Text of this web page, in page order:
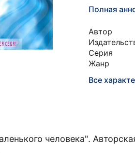
Полная
Автор
Серия
Жанр
Все
человека".